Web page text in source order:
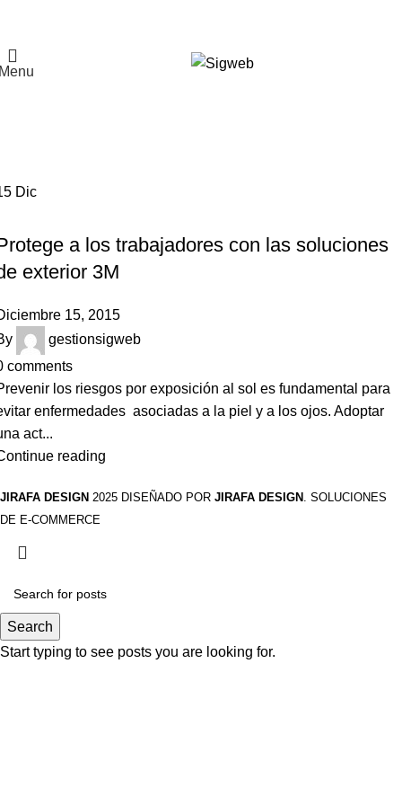
Dic
a los trabajadores con las soluciones
exterior 3M
15, 2015
gestionsigweb
comments
los riesgos por exposición al sol es fundamental para
enfermedades asociadas a la piel y a los ojos. Adoptar
act...
reading
JIRAFA DESIGN 2025 DISEÑADO POR JIRAFA DESIGN . SOLUCIONES
DE E-COMMERCE
Search
Start typing to see posts you are looking for.